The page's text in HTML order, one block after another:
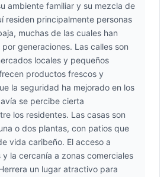
ambiente familiar y su mezcla de
residen principalmente personas
muchas de las cuales han
generaciones. Las calles son
locales y pequeños
productos frescos y
la seguridad ha mejorado en los
se percibe cierta
los residentes. Las casas son
o dos plantas, con patios que
vida caribeño. El acceso a
y la cercanía a zonas comerciales
un lugar atractivo para